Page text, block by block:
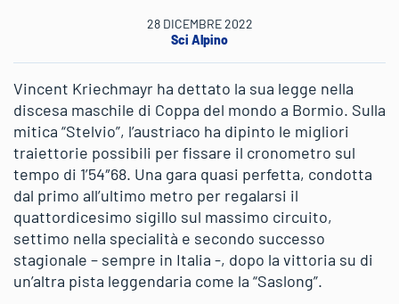
28 DICEMBRE 2022
Sci Alpino
Vincent Kriechmayr ha dettato la sua legge nella
discesa maschile di Coppa del mondo a Bormio. Sulla
mitica “Stelvio”, l’austriaco ha dipinto le migliori
traiettorie possibili per fissare il cronometro sul
tempo di 1’54″68. Una gara quasi perfetta, condotta
dal primo all’ultimo metro per regalarsi il
quattordicesimo sigillo sul massimo circuito,
settimo nella specialità e secondo successo
stagionale – sempre in Italia -, dopo la vittoria su di
un’altra pista leggendaria come la “Saslong”.